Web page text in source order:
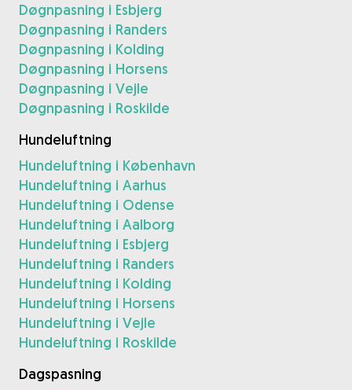
Døgnpasning i Esbjerg
Døgnpasning i Randers
Døgnpasning i Kolding
Døgnpasning i Horsens
Døgnpasning i Vejle
Døgnpasning i Roskilde
Hundeluftning
Hundeluftning i København
Hundeluftning i Aarhus
Hundeluftning i Odense
Hundeluftning i Aalborg
Hundeluftning i Esbjerg
Hundeluftning i Randers
Hundeluftning i Kolding
Hundeluftning i Horsens
Hundeluftning i Vejle
Hundeluftning i Roskilde
Dagspasning